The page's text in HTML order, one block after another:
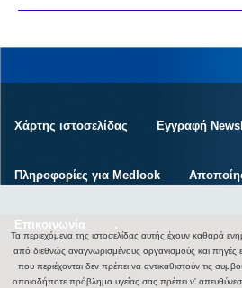
Χάρτης ιστοσελίδας Εγγραφή
Πληροφορίες για Medlook
Επικοινωνία .
Τα περιεχόμενα της ιστοσελίδας αυτής έχουν καθαρά
από διεθνώς αναγνωρισμένους οργανισμούς και
που περιέχονται δεν πρέπει να αντικαθιστούν τις
οποιοδήποτε πρόβλημα υγείας σας πρέπει ν'